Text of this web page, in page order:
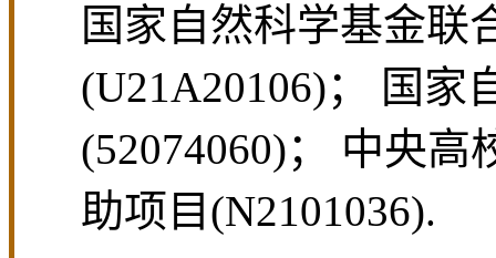
国家自然科学基金联
(U21A20106)； 国家
(52074060)； 中央
助项目(N2101036).